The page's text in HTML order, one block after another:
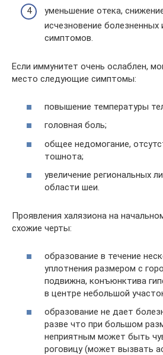
уменьшение отека,
исчезновение болезненных
симптомов.
Если иммунитет очень ослаблен,
место следующие симптомы:
повышение температуры
головная боль;
общее недомогание,
тошнота;
увеличение региональных
области шеи.
Проявления халязиона на
схожие черты:
образование в течение
уплотнения размером с
подвижна, конъюнктива
в центре небольшой
образование не дает
разве что при большом
неприятным может быть
роговицу (может вызвать